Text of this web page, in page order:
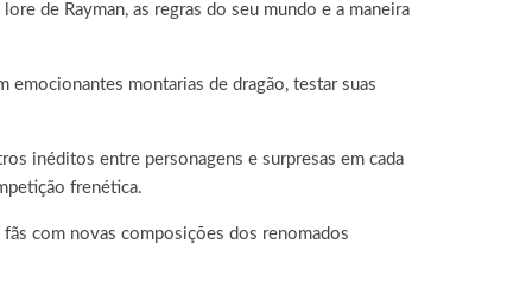
de Rayman, as regras do seu mundo e a maneira
emocionantes montarias de dragão, testar suas
inéditos entre personagens e surpresas em cada
frenética.
com novas composições dos renomados